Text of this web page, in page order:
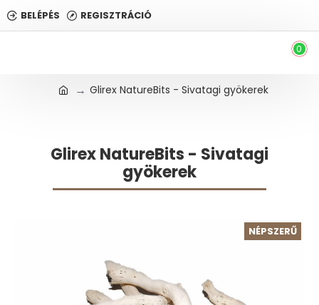
BELÉPÉS REGISZTRÁCIÓ
0
Glirex NatureBits - Sivatagi gyökerek
Glirex NatureBits - Sivatagi
gyökerek
NÉPSZERŰ